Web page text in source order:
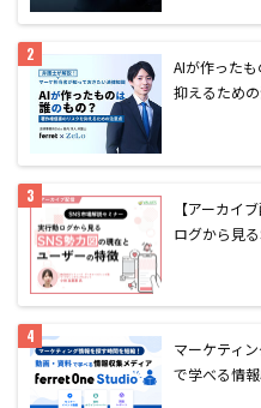
AIが作った
抑えるため
【アーカイ
ログから見
マーケティ
で学べる情